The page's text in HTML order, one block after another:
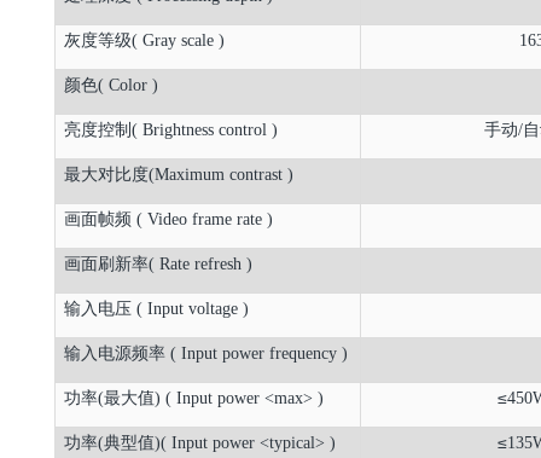
灰度等级( Gray scale )
颜色( Color )
亮度控制( Brightness control ) 手动/
最大对比度(Maximum contrast )
画面帧频 ( Video frame rate )
画面刷新率( Rate refresh )
输入电压 ( Input voltage )
输入电源频率 ( Input power frequency )
功率(最大值) ( Input power <max> ) ≤
功率(典型值)( Input power <typical> ) ≤